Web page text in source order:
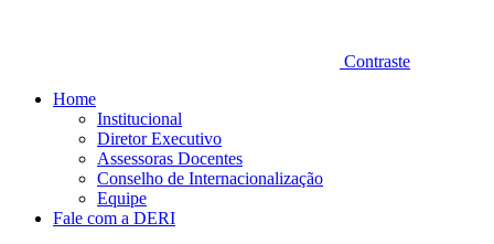
Contraste
Home
Institucional
Diretor Executivo
Assessoras Docentes
Conselho de Internacionalização
Equipe
Fale com a DERI